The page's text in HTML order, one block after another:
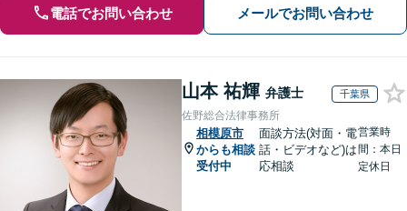
電話でお問い合わせ メールでお問い合わせ
山本 祐輝 弁護士 千葉県
佐野総合法律事務所
相模原市
からも相談
受付中
面談方法(対面・電
話・ビデオなど)は
応相談
営業時
間：本日
定休日